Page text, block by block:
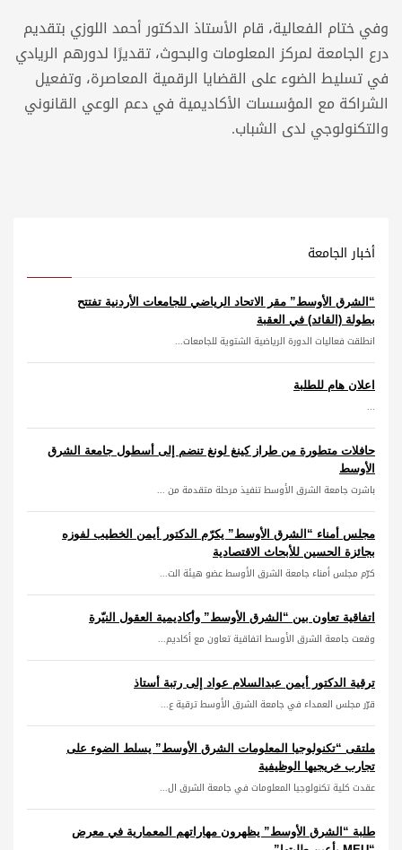
وفي ختام الفعالية، قام الأستاذ الدكتور أحمد اللوزي بتقديم
درع الجامعة لمركز المعلومات والبحوث، تقديرًا لدورهم الريادي
في تسليط الضوء على القضايا الرقمية المعاصرة، وتفعيل
الشراكة مع المؤسسات الأكاديمية في دعم الوعي القانوني
والتكنولوجي لدى الشباب.
أخبار الجامعة
“الشرق الأوسط” مقر الاتحاد الرياضي للجامعات الأردنية تفتتح
بطولة (القائد) في العقبة
انطلقت فعاليات الدورة الرياضية الشتوية للجامعات...
اعلان هام للطلبة
...
حافلات متطورة من طراز كينغ لونغ تنضم إلى أسطول جامعة الشرق
الأوسط
باشرت جامعة الشرق الأوسط تنفيذ مرحلة متقدمة من ...
مجلس أمناء “الشرق الأوسط” يكرّم الدكتور أيمن الخطيب لفوزه
بجائزة الحسين للأبحاث الاقتصادية
كرّم مجلس أمناء جامعة الشرق الأوسط عضو هيئة الت...
اتفاقية تعاون بين “الشرق الأوسط” وأكاديمية العقول النيّرة
وقعت جامعة الشرق الأوسط اتفاقية تعاون مع أكاديم...
ترقية الدكتور أيمن عبدالسلام عواد إلى رتبة أستاذ
قرّر مجلس العمداء في جامعة الشرق الأوسط ترقية ع...
ملتقى “تكنولوجيا المعلومات الشرق الأوسط” يسلط الضوء على
تجارب خريجيها الوظيفية
عقدت كلية تكنولوجيا المعلومات في جامعة الشرق ال...
طلبة “الشرق الأوسط” يظهرون مهاراتهم المعمارية في معرض